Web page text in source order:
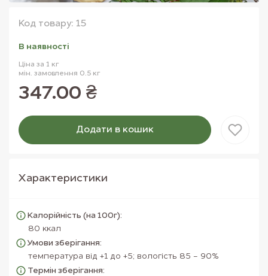
Код товару: 15
В наявностi
Ціна за 1 кг
мін. замовлення 0.5 кг
347.00 ₴
Додати в кошик
Товар доданий в кошик
Характеристики
Калорійність (на 100г):
80 ккал
Умови зберігання:
температура від +1 до +5; вологість 85 - 90%
Термін зберігання: